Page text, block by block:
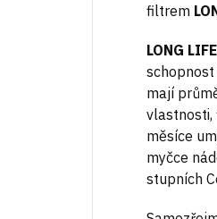
filtrem
LONG LIFE
mají
vlastnosti,
měsíce
myčce
stupních